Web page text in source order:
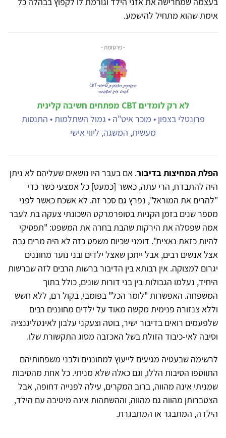
אימת שהוא מתחיל להישמע.
- פרסומת -
לא רק לומדים CBT מפתחים חשיבה קלינית
פרונטלי בצפון • מוכר איט"ה • גמול השתלמות • התנסות
מעשית, המשגה, ליווי אישי
הפלת המחיצות בדיבור. אם בעבר היו נושאים שעליהם לא ניתן
היה להתבדח, הרי עתה, כאשר [כמעט] כל אמצעי כשר כדי
"להרים את המוראל", נפרץ גם סכר זה. לא אשכח כאשר לפני
מספר שנים בזמן הקניות בסופרמרקט השכונתי צעקה בת לעבר
אמה שפסלה את הירקות שהבת בחרה את המשפט: "תפסיקי
להיות כזאת נאצית". דומני שכיום משפט כזה לא היה מרים גבה
אצל אנשים רבים, אבל ייתכן שאצל ילדים ובני נוער מחוננים
יגרום למצוקה. אין רבותא בין הדיבור ברשות הרבים לזה שברשות
היחיד, נעלמו הגבולות בין בני דורות שונים, כולל בתוך
המשפחה. האפשרות "לומר הכל" בפומבי, בקול רם, ללא חשש
וללא צנזורה פנימית מקשה מאוד על ילדים מחוננים רבים
שלפעמים רואים בדיבור ישיר, בוטה וצעקני עלבון לאינטליגנציה
וסיבה לאי-כיבוד הזולת בשל האכזבה מסוג התקשורת שלו.
לרשימה שבעטיה מגיעים לייעוץ למחוננים ולבני משפחותיהם
התווספו הסיבות הללו, וגם כאלה שלא מניתי. כל אחת מהסיבות
שמניתי אינה מהווה, ברוב המקרים, עילה לפנייה דחופה, אבל
הצטברותן מהווה גם מהווה, וההשתהות אינה מיטיבה עם הילד,
הילדה, המתבגר או המתבגרת.